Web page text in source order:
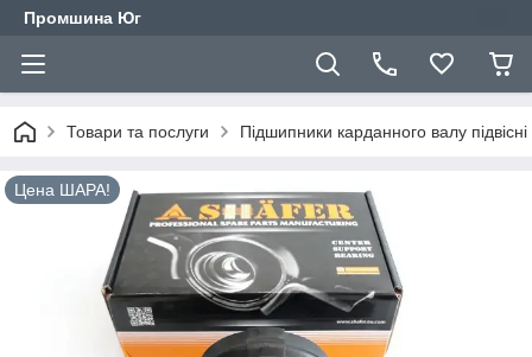
Промшина Юг
Товари та послуги Підшипники карданного валу підвісні
Цена ШАРА!